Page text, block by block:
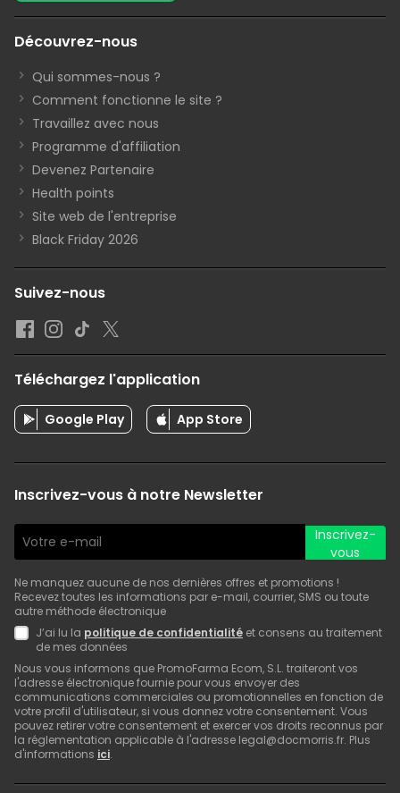
Découvrez-nous
Qui sommes-nous ?
Comment fonctionne le site ?
Travaillez avec nous
Programme d'affiliation
Devenez Partenaire
Health points
Site web de l'entreprise
Black Friday 2026
Suivez-nous
Téléchargez l'application
Google Play App Store
Inscrivez-vous à notre Newsletter
Inscrivez-
vous
Ne manquez aucune de nos dernières offres et promotions !
Recevez toutes les informations par e-mail, courrier, SMS ou toute
autre méthode électronique
J’ai lu la politique de confidentialité et consens au traitement
de mes données
Nous vous informons que PromoFarma Ecom, S.L. traiteront vos
l'adresse électronique fournie pour vous envoyer des
communications commerciales ou promotionnelles en fonction de
votre profil d'utilisateur, si vous donnez votre consentement. Vous
pouvez retirer votre consentement et exercer vos droits reconnus par
la réglementation applicable à l'adresse legal@docmorris.fr. Plus
d'informations ici.